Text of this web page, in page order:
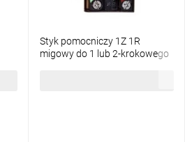
Styk pomocniczy 1Z 1R
migowy do 1 lub 2-krokowego